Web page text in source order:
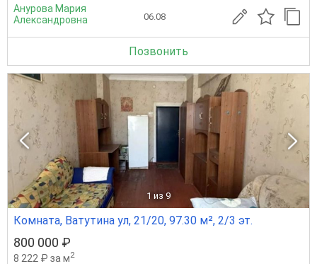
Анурова Мария
Александровна
06.08
Позвонить
1 из 9
Комната, Ватутина ул, 21/20, 97.30 м², 2/3 эт.
800 000 ₽
8 222 ₽ за м2